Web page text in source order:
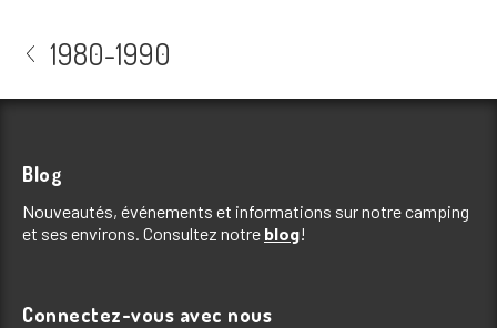
1980-1990
Blog
Nouveautés, événements et informations sur notre camping
et ses environs. Consultez notre blog!
Connectez-vous avec nous